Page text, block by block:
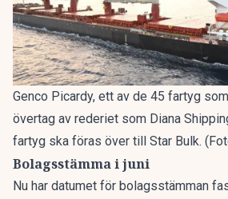
Genco Picardy, ett av de 45 fartyg
övertag av rederiet som Diana
fartyg ska föras över till Star Bulk.
Bolagsstämma i juni
Nu har datumet för bolagsstämman